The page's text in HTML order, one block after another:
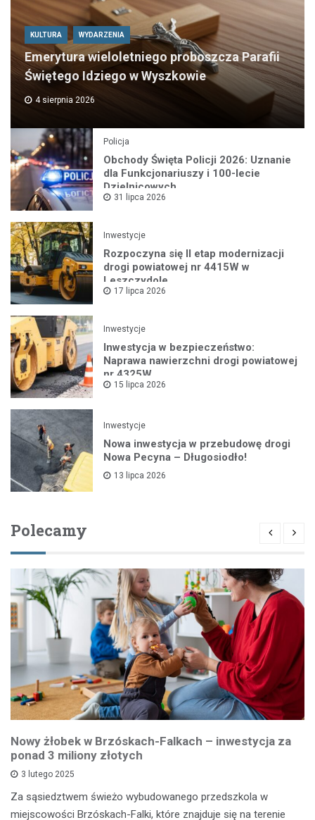
KULTURA WYDARZENIA
Emerytura wieloletniego proboszcza Parafii
Świętego Idziego w Wyszkowie
4 sierpnia 2026
Policja
Obchody Święta Policji 2026: Uznanie
dla Funkcjonariuszy i 100-lecie
Dzielnicowych
31 lipca 2026
Inwestycje
Rozpoczyna się II etap modernizacji
drogi powiatowej nr 4415W w
Leszczydole
17 lipca 2026
Inwestycje
Inwestycja w bezpieczeństwo:
Naprawa nawierzchni drogi powiatowej
nr 4325W
15 lipca 2026
Inwestycje
Nowa inwestycja w przebudowę drogi
Nowa Pecyna – Długosiodło!
13 lipca 2026
Polecamy
Nowy żłobek w Brzóskach-Falkach – inwestycja za
ponad 3 miliony złotych
3 lutego 2025
Za sąsiedztwem świeżo wybudowanego przedszkola w
miejscowości Brzóskach-Falki, które znajduje się na terenie